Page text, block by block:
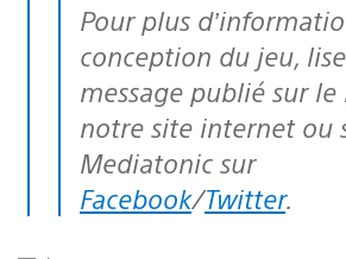
Pour plus d’informations sur la
conception du jeu,
message publié sur
notre site internet ou
Mediatonic sur
Facebook/Twitter.